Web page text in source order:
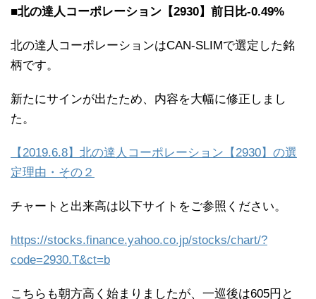
■北の達人コーポレーション【2930】前日比-0.49%
北の達人コーポレーションはCAN-SLIMで選定した銘
柄です。
新たにサインが出たため、内容を大幅に修正しまし
た。
【2019.6.8】北の達人コーポレーション【2930】の選
定理由・その２
チャートと出来高は以下サイトをご参照ください。
https://stocks.finance.yahoo.co.jp/stocks/chart/?
code=2930.T&ct=b
こちらも朝方高く始まりましたが、一巡後は605円と